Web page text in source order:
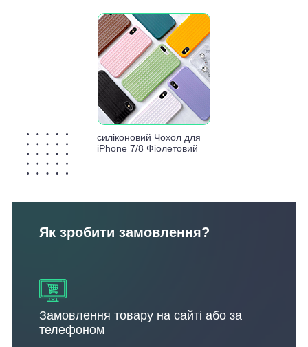
силіконовий Чохол для
iPhone 7/8 Фіолетовий
Як зробити замовлення?
Замовлення товару на сайті або за
телефоном